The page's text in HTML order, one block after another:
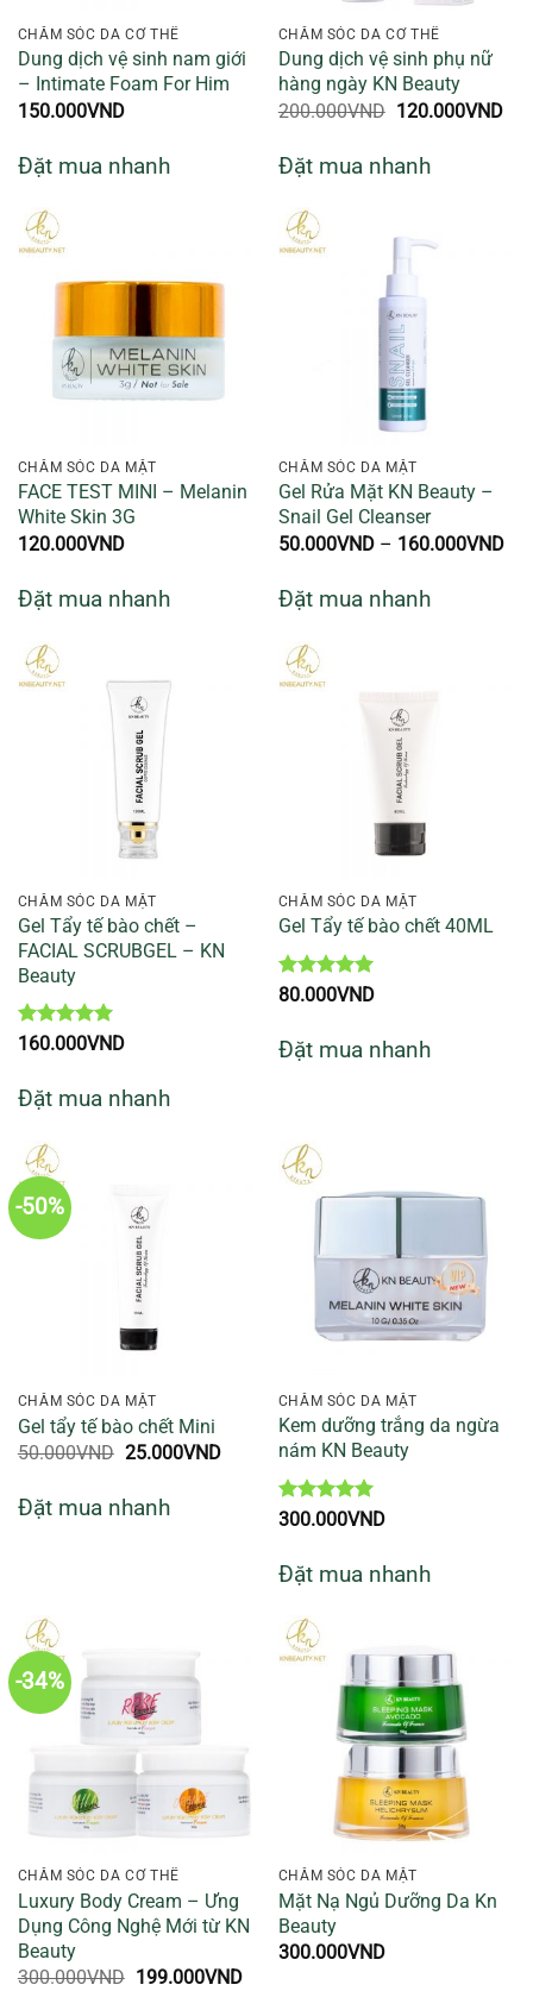
CHĂM SÓC DA CƠ THỂ
Dung dịch vệ sinh nam giới
– Intimate Foam For Him
150.000VND
Đặt mua nhanh
CHĂM SÓC DA CƠ THỂ
Dung dịch vệ sinh phụ nữ
hàng ngày KN Beauty
200.000VND Giá
200.000VND.
120.000VNDGiá
Đặt mua nhanh
CHĂM SÓC DA MẶT
FACE TEST MINI – Melanin
White Skin 3G
120.000VND
Đặt mua nhanh
CHĂM SÓC DA MẶT
Gel Rửa Mặt KN Beauty –
Snail Gel Cleanser
50.000VND – 160.000VND
Đặt mua nhanh
CHĂM SÓC DA MẶT
Gel Tẩy tế bào chết –
FACIAL SCRUBGEL – KN
Beauty
Được xếp
160.000VND
Đặt mua nhanh
CHĂM SÓC DA MẶT
Gel Tẩy tế bào chết 40ML
Được xếp
80.000VND
Đặt mua nhanh
-50%
CHĂM SÓC DA MẶT
Gel tẩy tế bào chết Mini
50.000VND Giá
50.000VND.
25.000VNDGiá
25.000VND.
Đặt mua nhanh
CHĂM SÓC DA MẶT
Kem dưỡng trắng da ngừa
nám KN Beauty
Được xếp
300.000VND
Đặt mua nhanh
-34%
CHĂM SÓC DA CƠ THỂ
Luxury Body Cream – Ưng
Dụng Công Nghệ Mới từ KN
Beauty
300.000VND Giá
199.000VNDGiá
CHĂM SÓC DA MẶT
Mặt Nạ Ngủ Dưỡng Da Kn
Beauty
300.000VND